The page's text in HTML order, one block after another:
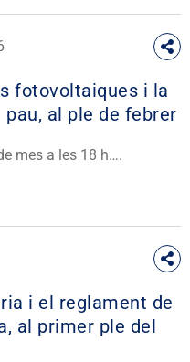
fotovoltaiques i la
al ple de febrer
mes a les 18 h….
i el reglament de
al primer ple del